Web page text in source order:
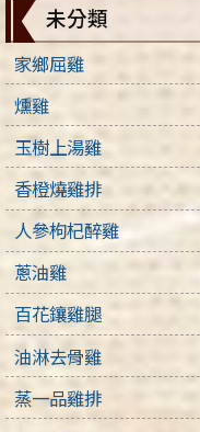
未分類
家鄉屈雞
燻雞
玉樹上湯雞
香橙燒雞排
人參枸杞醉雞
蔥油雞
百花鑲雞腿
油淋去骨雞
蒸一品雞排